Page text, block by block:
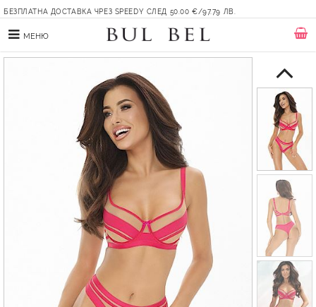
БЕЗПЛАТНА ДОСТАВКА ЧРЕЗ SPEEDY СЛЕД 50.00 €/97.79 ЛВ.
МЕНЮ